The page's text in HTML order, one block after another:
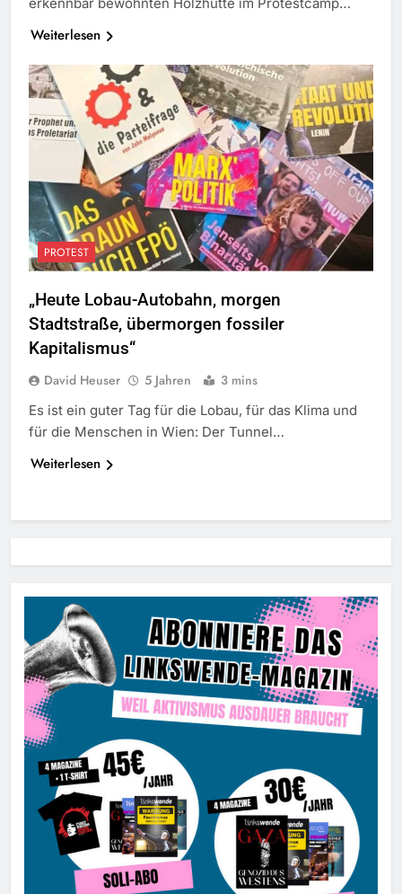
Weiterlesen
PROTEST
„Heute Lobau-Autobahn, morgen
Stadtstraße, übermorgen fossiler
Kapitalismus“
David Heuser 5 Jahren 3 mins
Es ist ein guter Tag für die Lobau, für das Klima und
für die Menschen in Wien: Der Tunnel…
Weiterlesen